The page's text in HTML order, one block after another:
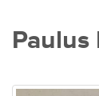
Paulus